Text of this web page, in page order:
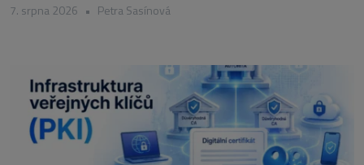
7. srpna 2026 • Petra Sasínová